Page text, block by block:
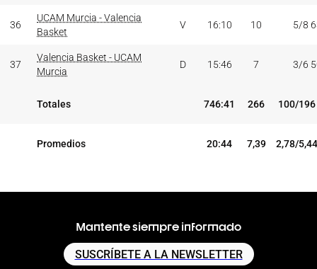
36
UCAM Murcia - Valencia
Basket
V 16:10 10 5/8
37
Valencia Basket - UCAM
Murcia
D 15:46 7 3/6
Totales 746:41 266 100/196
Promedios 20:44 7,39 2,78/
Mantente siempre informado
SUSCRÍBETE A LA NEWSLETTER